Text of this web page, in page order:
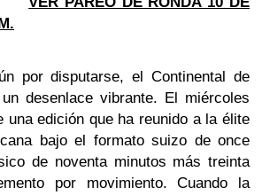
por disputarse, el Continental de
desenlace vibrante. El miércoles
una edición que ha reunido a la élite
bajo el formato suizo de once
de noventa minutos más treinta
por movimiento. Cuando la